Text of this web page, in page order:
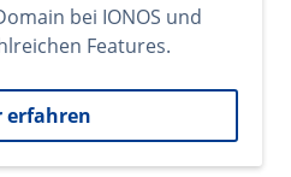
bei IONOS und
Features.
erfahren